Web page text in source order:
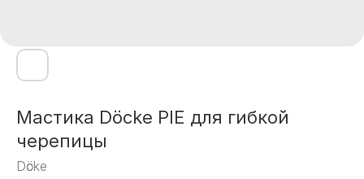
Мастика Döcke PIE для гибкой
черепицы
Dӧcke